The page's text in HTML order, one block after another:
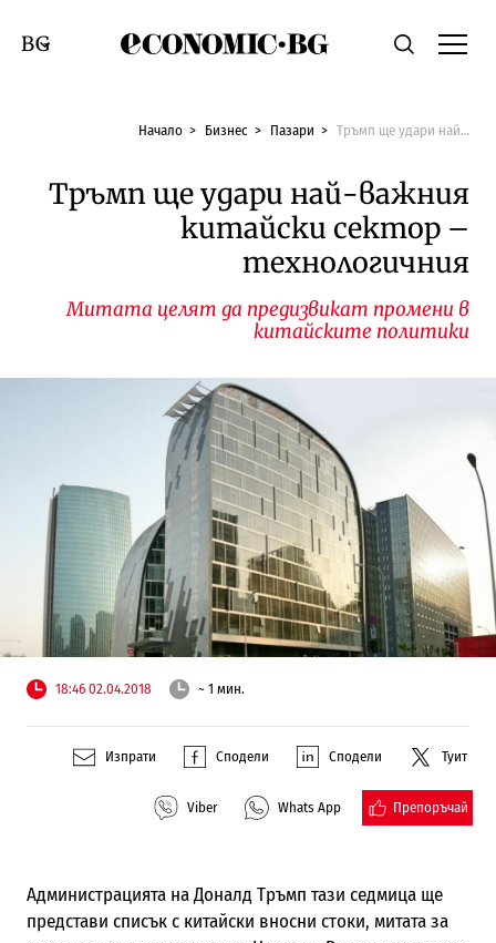
Economic.bgТърсене
Смяна на език
Начало Бизнес Пазари Тръмп ще удари най-важния китайски сектор – технологичния
Тръмп ще удари най-важния
китайски сектор –
технологичния
Митата целят да предизвикат промени в
китайските политики
18:46 02.04.2018 ~ 1 мин.
Изпрати Сподели Сподели Туит
Viber Whats App Препоръчай
Администрацията на Доналд Тръмп тази седмица ще
представи списък с китайски вносни стоки, митата за